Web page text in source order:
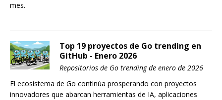
mes.
Top 19 proyectos de Go trending en
GitHub - Enero 2026
Repositorios de Go trending de enero de 2026
El ecosistema de Go continúa prosperando con proyectos
innovadores que abarcan herramientas de IA, aplicaciones